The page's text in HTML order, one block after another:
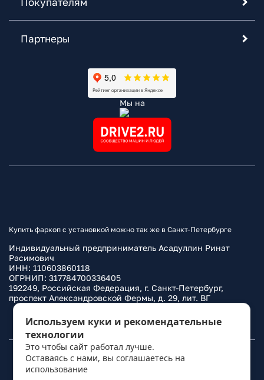
Партнеры
Мы на
Купить фаркоп с установкой можно так же в Санкт-Петербурге
Индивидуальный предприниматель Асадуллин Ринат
Расимович
ИНН: 110603860118
ОГРНИП: 317784700336405
192249, Российская Федерация, г. Санкт-Петербург,
проспект Александровской Фермы, д. 29, лит. ВГ
Политика конфиденциальности
© 2010– 2026Фаркоп.ру
Используем куки и рекомендательные
технологии
Это чтобы сайт работал лучше.
Оставаясь с нами, вы соглашаетесь на
использование